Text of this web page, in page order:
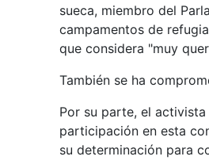
sueca, miembro del
campamentos de
que considera "muy
También se ha
Por su parte, el
participación en esta
su determinación para